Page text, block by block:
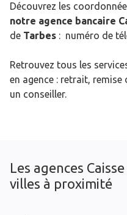
Découvrez les
notre agence bancaire
de Tarbes : numéro de
Retrouvez tous les
en agence : retrait, remise
un conseiller.
Les agences
villes à proximité